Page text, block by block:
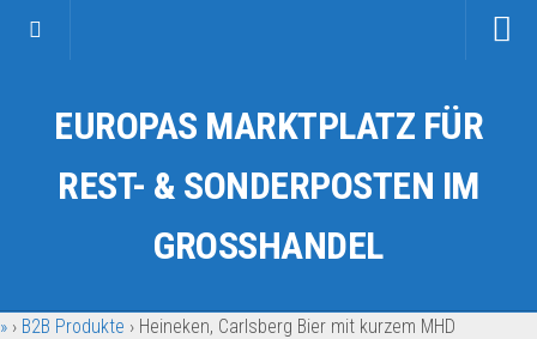
Kategorien
Auto & Motorrad
Fahrzeuge & Transport
Garten & Werkzeug
EUROPAS MARKTPLATZ FÜR
REST- & SONDERPOSTEN IM
GROSSHANDEL
» › B2B Produkte › Heineken, Carlsberg Bier mit kurzem MHD